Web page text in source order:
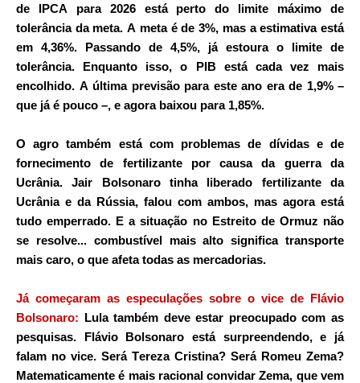
de IPCA para 2026 está perto do limite máximo de
tolerância da meta. A meta é de 3%, mas a estimativa está
em 4,36%. Passando de 4,5%, já estoura o limite de
tolerância. Enquanto isso, o PIB está cada vez mais
encolhido. A última previsão para este ano era de 1,9% –
que já é pouco –, e agora baixou para 1,85%.
O agro também está com problemas de dívidas e de
fornecimento de fertilizante por causa da guerra da
Ucrânia. Jair Bolsonaro tinha liberado fertilizante da
Ucrânia e da Rússia, falou com ambos, mas agora está
tudo emperrado. E a situação no Estreito de Ormuz não
se resolve... combustível mais alto significa transporte
mais caro, o que afeta todas as mercadorias.
Já começaram as especulações sobre o vice de Flávio
Bolsonaro: Lula também deve estar preocupado com as
pesquisas. Flávio Bolsonaro está surpreendendo, e já
falam no vice. Será Tereza Cristina? Será Romeu Zema?
Matematicamente é mais racional convidar Zema, que vem